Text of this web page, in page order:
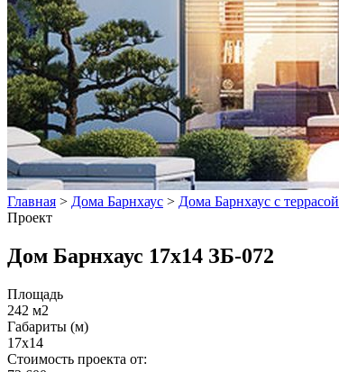
Главная > Дома Барнхаус > Дома Барнхаус с террасой
Проект
Дом Барнхаус 17x14 ЗБ-072
Площадь
242 м2
Габариты (м)
17x14
Стоимость проекта от: